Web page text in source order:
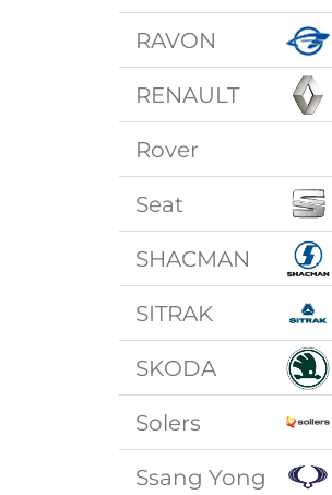
RAVON
RENAULT
Rover
Seat
SHACMAN
SITRAK
SKODA
Solers
Ssang Yong